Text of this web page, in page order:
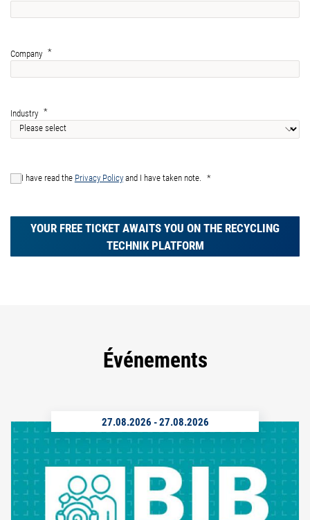
Company
Industry
I have read the Privacy Policyand I have taken note.
YOUR FREE TICKET AWAITS YOU ON THE RECYCLING
TECHNIK PLATFORM
Événements
27.08.2026 -27.08.2026